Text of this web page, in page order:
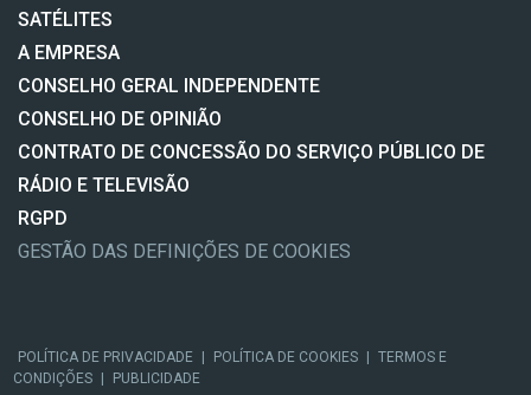
SATÉLITES
A EMPRESA
CONSELHO GERAL INDEPENDENTE
CONSELHO DE OPINIÃO
CONTRATO DE CONCESSÃO DO SERVIÇO PÚBLICO DE
RÁDIO E TELEVISÃO
RGPD
GESTÃO DAS DEFINIÇÕES DE COOKIES
POLÍTICA DE PRIVACIDADE POLÍTICA DE COOKIES
TERMOS E
CONDIÇÕES
PUBLICIDADE